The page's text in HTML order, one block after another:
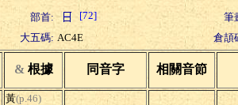
部首: [72]
筆
大五碼: AC4E 倉頡
& 根據 同音字 相關音節
黃(p.46)